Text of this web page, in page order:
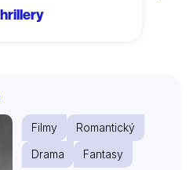
Filmy
Romantický
Drama
Fantasy